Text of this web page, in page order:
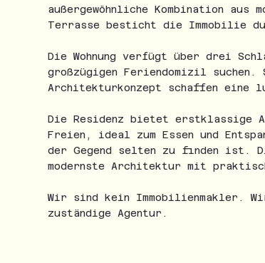
außergewöhnliche Kombination
Terrasse besticht die Immobilie
Die Wohnung verfügt über drei
großzügigen Feriendomizil
Architekturkonzept schaffen eine
Die Residenz bietet erstklassige
Freien, ideal zum Essen und
der Gegend selten zu finden ist.
modernste Architektur mit
Wir sind kein Immobilienmakler.
zuständige Agentur.